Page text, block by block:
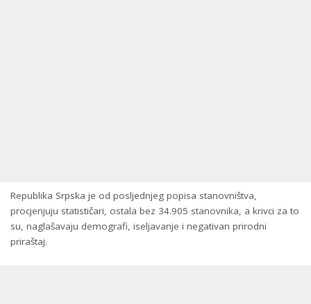
Republika Srpska je od posljednjeg popisa stanovništva,
procjenjuju statističari, ostala bez 34.905 stanovnika, a krivci za to
su, naglašavaju demografi, iseljavanje i negativan prirodni
priraštaj.